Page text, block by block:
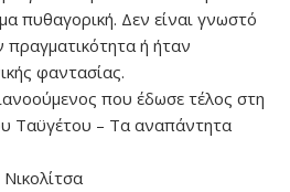
πυθαγορική. Δεν είναι γνωστό
πραγματικότητα ή ήταν
φαντασίας.
που έδωσε τέλος στη
Ταϋγέτου – Τα αναπάντητα